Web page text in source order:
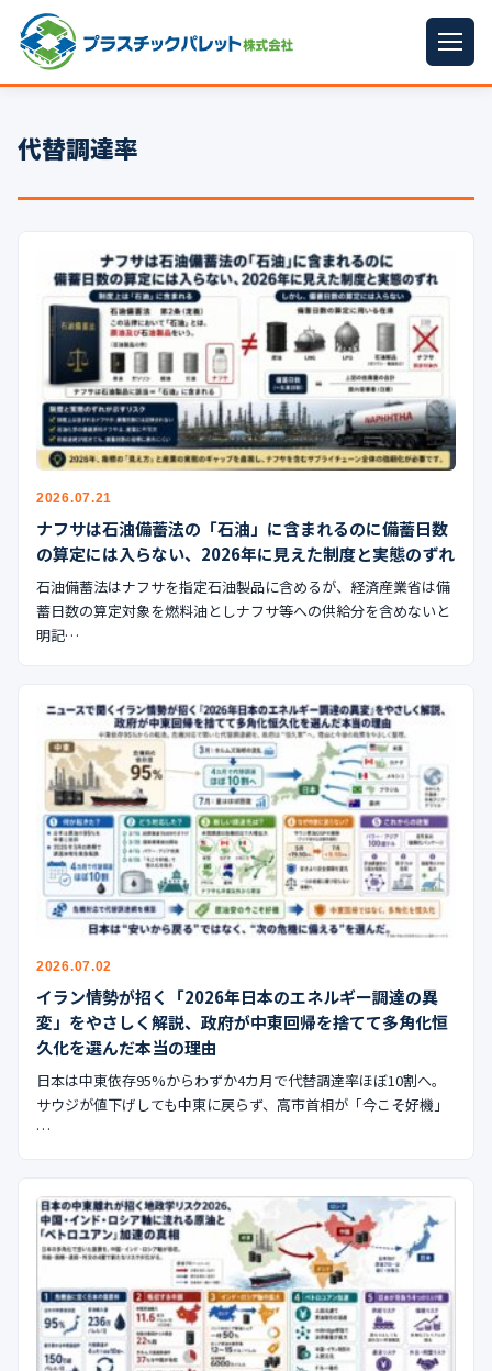
パレットサイズ
プラパレット ▼
中古パレット
再生原料
梱包資材 ▼
イラン情勢まとめ
公式ブログ
会社案内
🇺🇸🇰🇷 🇹🇼 🇻🇳
代替調達率
2026.07.21
ナフサは石油備蓄法の「石油」に含まれるのに備蓄日数
の算定には入らない、2026年に見えた制度と実態のずれ
石油備蓄法はナフサを指定石油製品に含めるが、経済産業省は備
蓄日数の算定対象を燃料油としナフサ等への供給分を含めないと
明記…
2026.07.02
イラン情勢が招く「2026年日本のエネルギー調達の異
変」をやさしく解説、政府が中東回帰を捨てて多角化恒
久化を選んだ本当の理由
日本は中東依存95%からわずか4カ月で代替調達率ほぼ10割へ。
サウジが値下げしても中東に戻らず、高市首相が「今こそ好機」
…